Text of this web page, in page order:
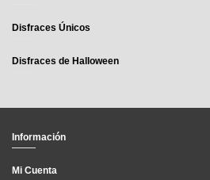
Disfraces Únicos
Disfraces de Halloween
Información
Mi Cuenta